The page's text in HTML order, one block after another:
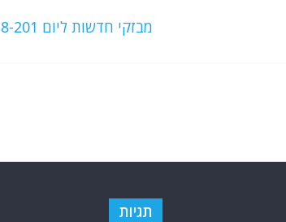
מבזקי חדשות ליום 25-8-201 . מתעדכן
תגיות